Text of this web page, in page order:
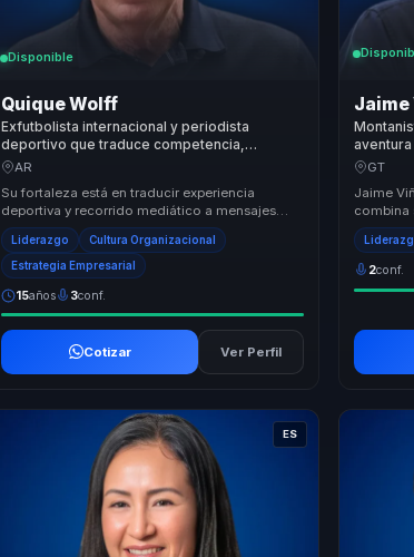
Disponible
Quique Wolff
Exfutbolista internacional y periodista
deportivo que traduce competencia,
disciplina y trabajo en equipo en compromiso
AR
Su fortaleza está en traducir experiencia
deportiva y recorrido mediático a mensajes
útiles para liderazgo y cultura de equipo.
Conecta d...
Liderazgo Cultura Organizacional
Estrategia Empresarial
15años 3conf.
Cotizar Ver Perfil
Jaime
GT
Jaime
combina
2conf.
ES